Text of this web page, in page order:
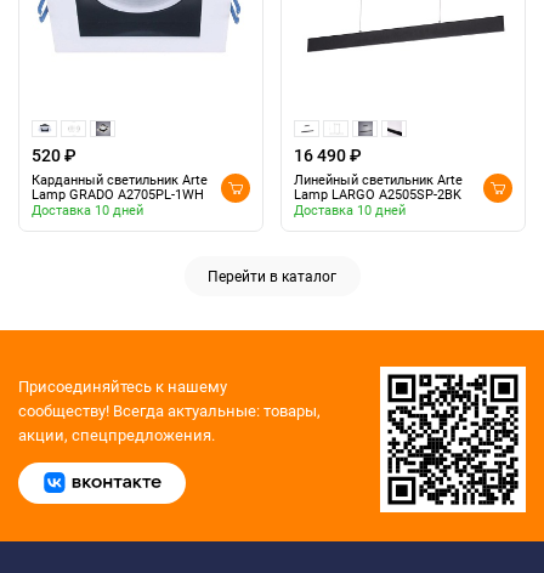
520 ₽
Карданный светильник Arte
Lamp GRADO A2705PL-1WH
Доставка 10 дней
16 490 ₽
Линейный светильник Arte
Lamp LARGO A2505SP-2BK
Доставка 10 дней
Перейти в каталог
Присоединяйтесь к нашему
сообществу! Всегда актуальные: товары,
акции, спецпредложения.